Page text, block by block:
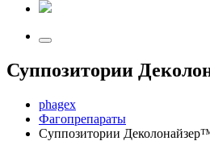
Суппозитории
phagex
Фагопрепараты
Суппозитории